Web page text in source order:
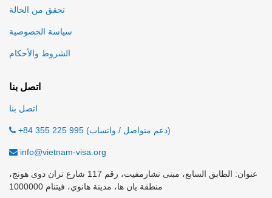
تحقق من الحالة
سياسة الخصوصية
الشروط والأحكام
اتصل بنا
اتصل بنا
+84 355 225 995 (دعم متواصل / واتساب)
info@vietnam-visa.org
عنوان: الطابق السابع، مبنى تشارمفيت، رقم 117 شارع تران دوى هونج،
منطقة يان ها، مدينة هانوي، فيتنام 1000000